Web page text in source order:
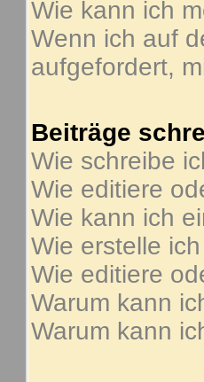
Wie kann ich
Wenn ich auf
aufgefordert,
Beiträge
Wie schreibe
Wie editiere
Wie kann ich
Wie erstelle
Wie editiere
Warum kann
Warum kann